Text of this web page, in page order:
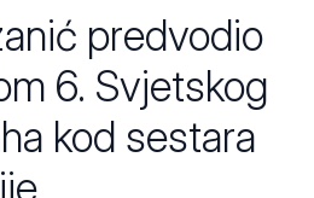
predvodio
6. Svjetskog
kod sestara